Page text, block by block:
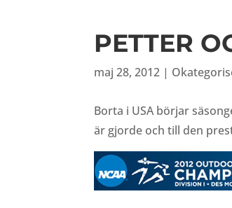
PETTER
maj 28, 2012 |
Borta i USA börjar
är gjorde och till den